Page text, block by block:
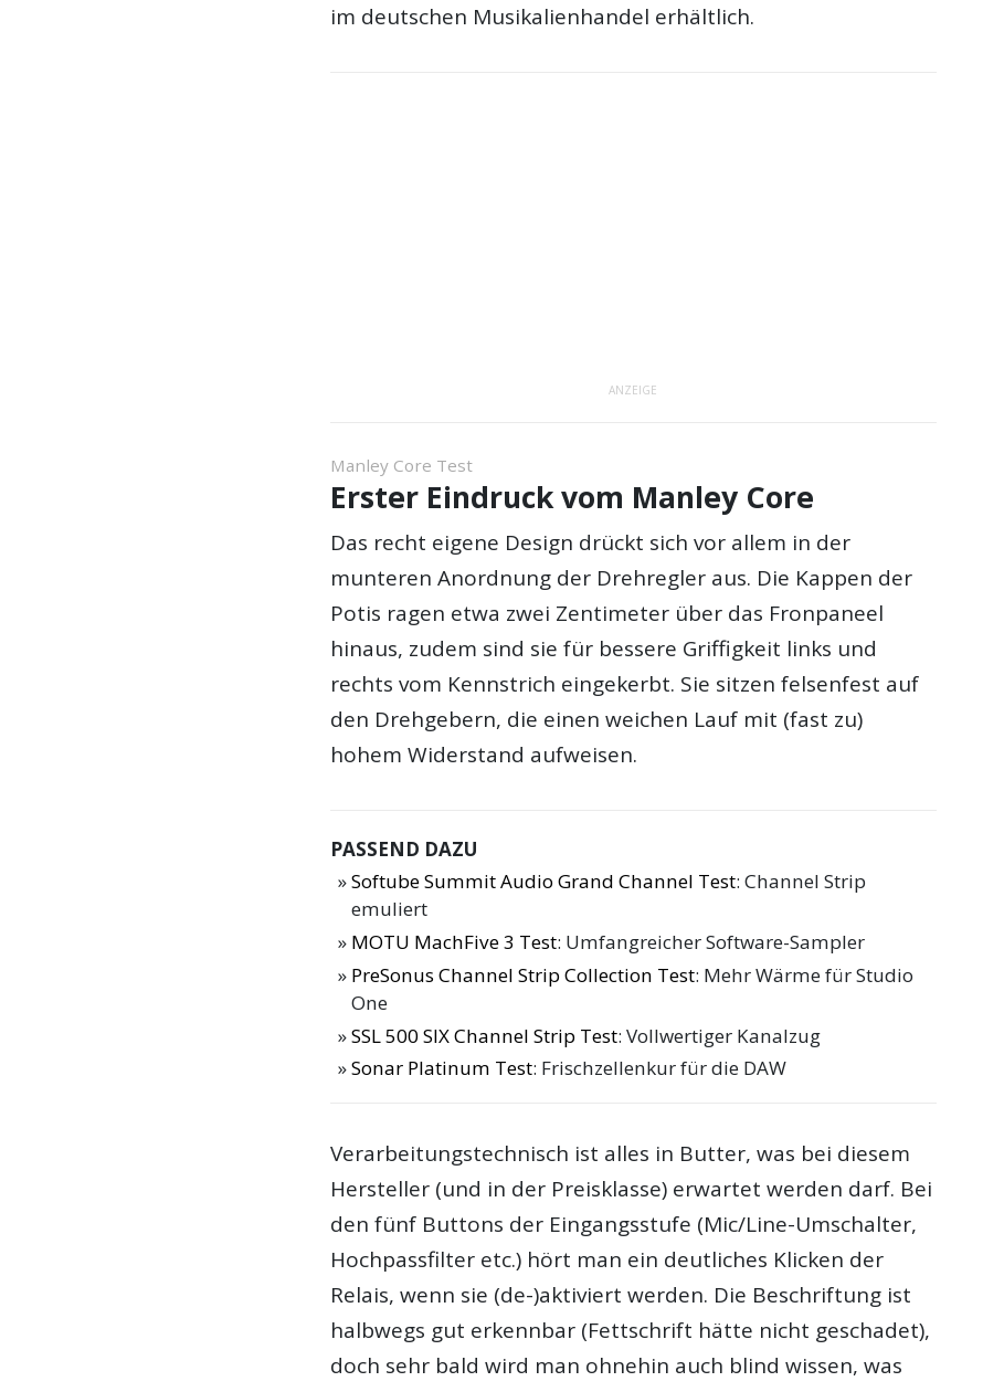
im deutschen Musikalienhandel erhältlich.
ANZEIGE
Manley Core Test
Erster Eindruck vom Manley Core
Das recht eigene Design drückt sich vor allem in der
munteren Anordnung der Drehregler aus. Die Kappen der
Potis ragen etwa zwei Zentimeter über das Fronpaneel
hinaus, zudem sind sie für bessere Griffigkeit links und
rechts vom Kennstrich eingekerbt. Sie sitzen felsenfest auf
den Drehgebern, die einen weichen Lauf mit (fast zu)
hohem Widerstand aufweisen.
PASSEND DAZU
Softube Summit Audio Grand Channel Test: Channel Strip
emuliert
MOTU MachFive 3 Test: Umfangreicher Software-Sampler
PreSonus Channel Strip Collection Test: Mehr Wärme für Studio
One
SSL 500 SIX Channel Strip Test: Vollwertiger Kanalzug
Sonar Platinum Test: Frischzellenkur für die DAW
Verarbeitungstechnisch ist alles in Butter, was bei diesem
Hersteller (und in der Preisklasse) erwartet werden darf. Bei
den fünf Buttons der Eingangsstufe (Mic/Line-Umschalter,
Hochpassfilter etc.) hört man ein deutliches Klicken der
Relais, wenn sie (de-)aktiviert werden. Die Beschriftung ist
halbwegs gut erkennbar (Fettschrift hätte nicht geschadet),
doch sehr bald wird man ohnehin auch blind wissen, was